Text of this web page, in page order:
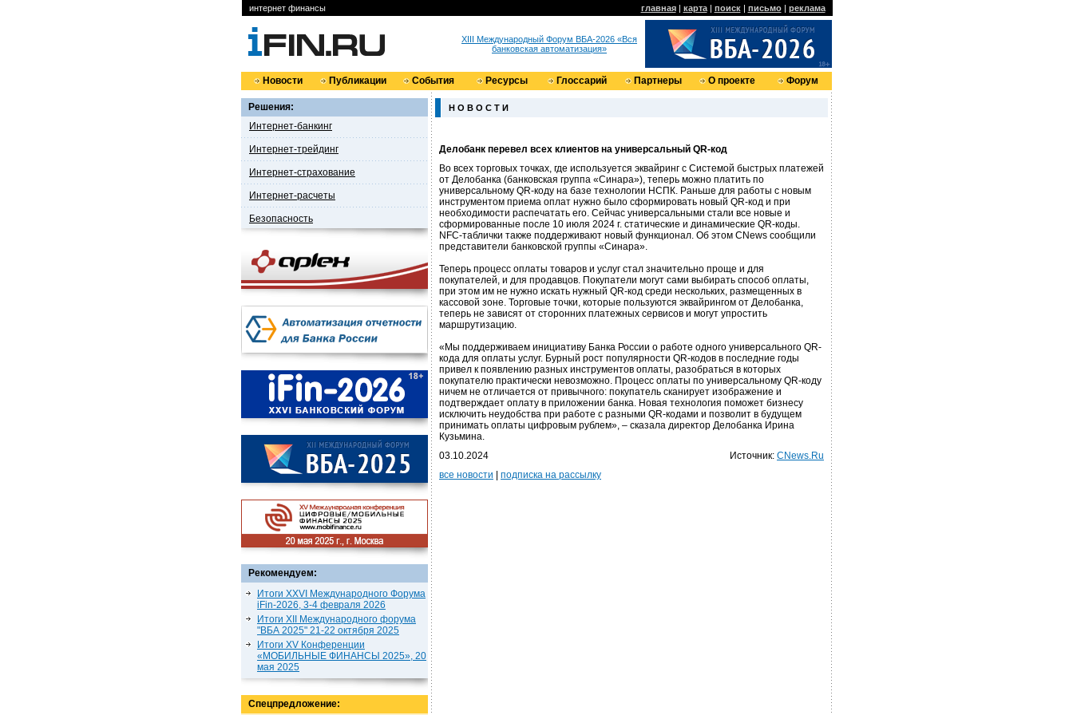
интернет финансы главная| карта| поиск| письмо| реклама
XIII Международный Форум ВБА-2026 «Вся
банковская автоматизация»
Новости Публикации События Ресурсы Глоссарий Партнеры О проекте Форум
Решения:
Интернет-банкинг
Интернет-трейдинг
Интернет-страхование
Интернет-расчеты
Безопасность
Рекомендуем:
Итоги XXVI Международного Форума
iFin-2026, 3-4 февраля 2026
Итоги XII Международного форума
"ВБА 2025" 21-22 октября 2025
Итоги XV Конференции
«МОБИЛЬНЫЕ ФИНАНСЫ 2025», 20
мая 2025
Спецпредложение:
Н О В О С Т И
Делобанк перевел всех клиентов на универсальный QR-код
Во всех торговых точках, где используется эквайринг с Системой быстрых платежей
от Делобанка (банковская группа «Синара»), теперь можно платить по
универсальному QR-коду на базе технологии НСПК. Раньше для работы с новым
инструментом приема оплат нужно было сформировать новый QR-код и при
необходимости распечатать его. Сейчас универсальными стали все новые и
сформированные после 10 июля 2024 г. статические и динамические QR-коды.
NFC-таблички также поддерживают новый функционал. Об этом CNews сообщили
представители банковской группы «Синара».
Теперь процесс оплаты товаров и услуг стал значительно проще и для
покупателей, и для продавцов. Покупатели могут сами выбирать способ оплаты,
при этом им не нужно искать нужный QR-код среди нескольких, размещенных в
кассовой зоне. Торговые точки, которые пользуются эквайрингом от Делобанка,
теперь не зависят от сторонних платежных сервисов и могут упростить
маршрутизацию.
«Мы поддерживаем инициативу Банка России о работе одного универсального QR-
кода для оплаты услуг. Бурный рост популярности QR-кодов в последние годы
привел к появлению разных инструментов оплаты, разобраться в которых
покупателю практически невозможно. Процесс оплаты по универсальному QR-коду
ничем не отличается от привычного: покупатель сканирует изображение и
подтверждает оплату в приложении банка. Новая технология поможет бизнесу
исключить неудобства при работе с разными QR-кодами и позволит в будущем
принимать оплаты цифровым рублем», – сказала директор Делобанка Ирина
Кузьмина.
03.10.2024
Источник: CNews.Ru
все новости
подписка на рассылку